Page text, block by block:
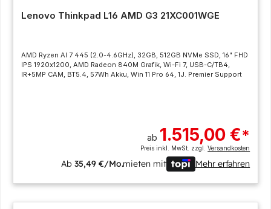
Lenovo Thinkpad L16 AMD G3 21XC001WGE
AMD Ryzen AI 7 445 (2.0-4.6GHz), 32GB, 512GB NVMe SSD, 16" FHD
IPS 1920x1200, AMD Radeon 840M Grafik, Wi-Fi 7, USB-C/TB4,
IR+5MP CAM, BT5.4, 57Wh Akku, Win 11 Pro 64, 1J. Premier Support
ab 1.515,00 €*
Preis inkl. MwSt. zzgl.Versandkosten
Ab35,49 €/Mo.mieten mit Mehr erfahren